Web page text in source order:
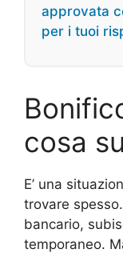
approvata
per i tuoi
cosa
E’ una
trovare
bancario,
temporaneo.